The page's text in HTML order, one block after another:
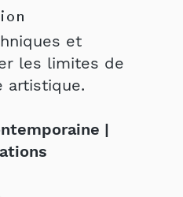
et
les limites de
artistique.
|